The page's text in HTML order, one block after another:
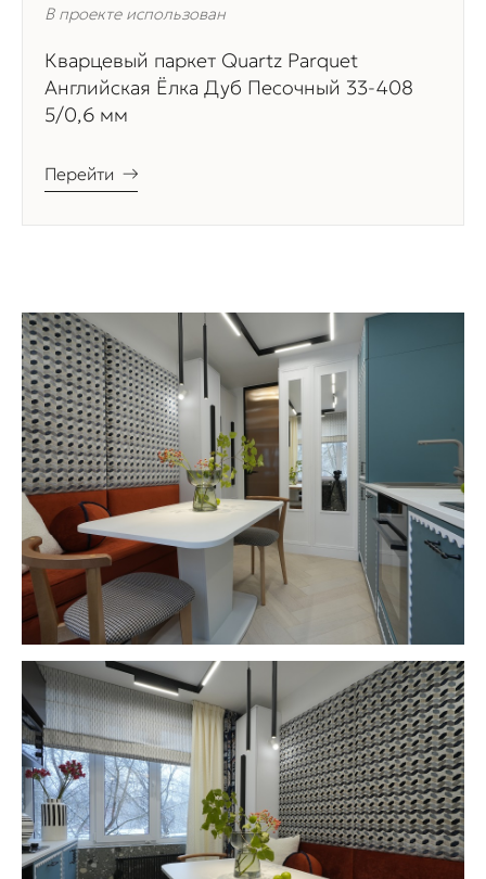
В проекте использован
Кварцевый паркет Quartz Parquet
Английская Ёлка Дуб Песочный 33-408
5/0,6 мм
Перейти →